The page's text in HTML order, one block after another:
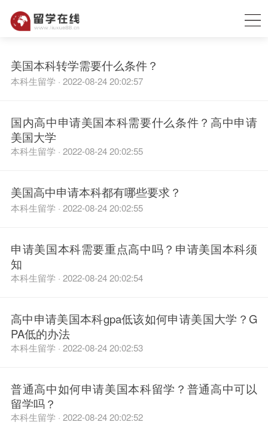
美国本科转学需要什么条件？
本科生留学 · 2022-08-24 20:02:57
国内高中申请美国本科需要什么条件？高中申请
美国大学
本科生留学 · 2022-08-24 20:02:55
美国高中申请本科都有哪些要求？
本科生留学 · 2022-08-24 20:02:55
申请美国本科需要重点高中吗？申请美国本科须
知
本科生留学 · 2022-08-24 20:02:54
高中申请美国本科gpa低该如何申请美国大学？G
PA低的办法
本科生留学 · 2022-08-24 20:02:53
普通高中如何申请美国本科留学？普通高中可以
留学吗？
本科生留学 · 2022-08-24 20:02:52